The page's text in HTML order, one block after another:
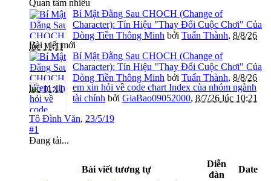
Quan tâm nhiều
Bí Mật Đằng Sau CHOCH (Change of
Character): Tín Hiệu "Thay Đổi Cuộc Chơi" Của
Dòng Tiền Thông Minh bởi Tuấn Thành, 8/8/26
lúc 11:11
Bài viết mới
Bí Mật Đằng Sau CHOCH (Change of
Character): Tín Hiệu "Thay Đổi Cuộc Chơi" Của
Dòng Tiền Thông Minh bởi Tuấn Thành, 8/8/26
lúc 11:11
em xin hỏi về code chart Index của nhóm ngành
tài chính bởi GiaBao09052000, 8/7/26 lúc 10:21
Tô Đình Văn, 23/5/19
#1
Đang tải...
Bài viết tương tự
Diễn
đàn
Date